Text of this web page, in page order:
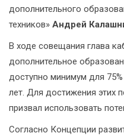
дополнительного
техников» Андрей
В ходе совещания глава
дополнительное
доступно минимум для
лет. Для достижения этих
призвал использовать
Согласно Концепции